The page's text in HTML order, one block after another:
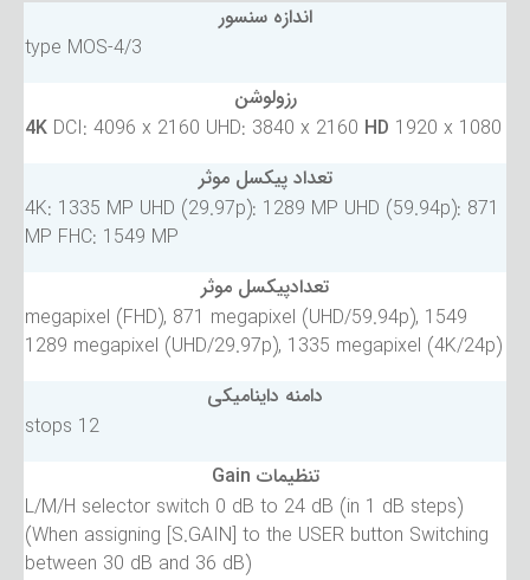
اندازه سنسور
4/3-type MOS
رزولوشن
4K DCI: 4096 x 2160 UHD: 3840 x 2160 HD 1920 x 1080
تعداد پیکسل موثر
4K: 1335 MP UHD (29.97p): 1289 MP UHD (59.94p): 871
MP FHC: 1549 MP
تعدادپیکسل موثر
1549 megapixel (FHD), 871 megapixel (UHD/59.94p),
1289 megapixel (UHD/29.97p), 1335 megapixel (4K/24p)
دامنه داینامیکی
12 stops
تنظیمات Gain
L/M/H selector switch 0 dB to 24 dB (in 1 dB steps)
(When assigning [S.GAIN] to the USER button Switching
between 30 dB and 36 dB)